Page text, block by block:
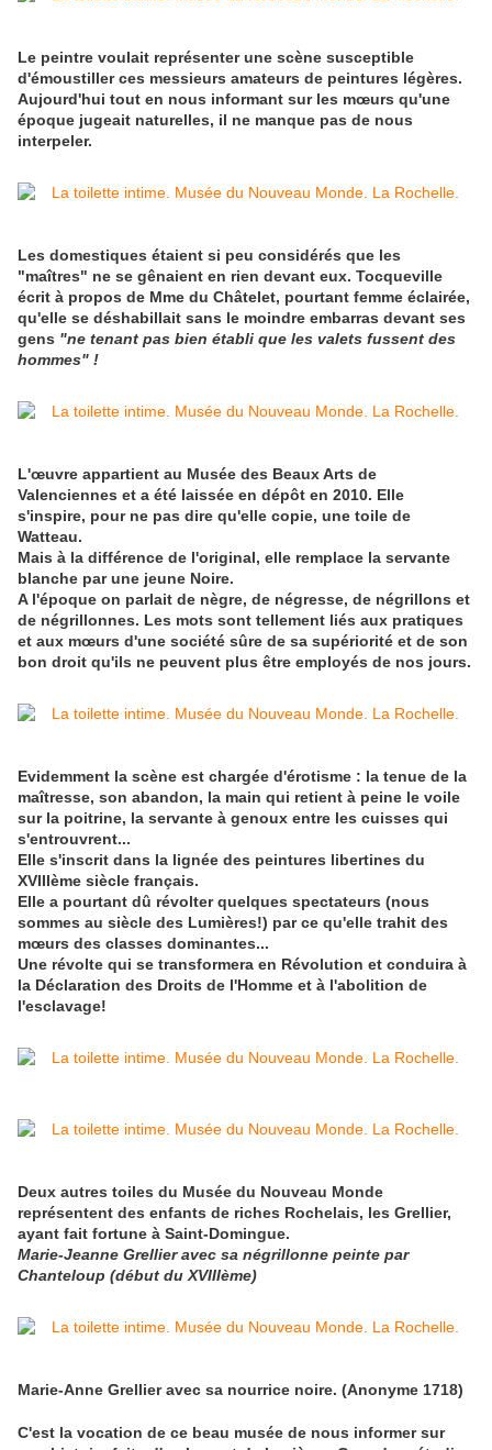
Le peintre voulait représenter une scène susceptible
d'émoustiller ces messieurs amateurs de peintures légères.
Aujourd'hui tout en nous informant sur les mœurs qu'une
époque jugeait naturelles, il ne manque pas de nous
interpeler.
Les domestiques étaient si peu considérés que les
"maîtres" ne se gênaient en rien devant eux. Tocqueville
écrit à propos de Mme du Châtelet, pourtant femme éclairée,
qu'elle se déshabillait sans le moindre embarras devant ses
gens "ne tenant pas bien établi que les valets fussent des
hommes" !
L'œuvre appartient au Musée des Beaux Arts de
Valenciennes et a été laissée en dépôt en 2010. Elle
s'inspire, pour ne pas dire qu'elle copie, une toile de
Watteau.
Mais à la différence de l'original, elle remplace la servante
blanche par une jeune Noire.
A l'époque on parlait de nègre, de négresse, de négrillons et
de négrillonnes. Les mots sont tellement liés aux pratiques
et aux mœurs d'une société sûre de sa supériorité et de son
bon droit qu'ils ne peuvent plus être employés de nos jours.
Evidemment la scène est chargée d'érotisme : la tenue de la
maîtresse, son abandon, la main qui retient à peine le voile
sur la poitrine, la servante à genoux entre les cuisses qui
s'entrouvrent...
Elle s'inscrit dans la lignée des peintures libertines du
XVIIIème siècle français.
Elle a pourtant dû révolter quelques spectateurs (nous
sommes au siècle des Lumières!) par ce qu'elle trahit des
mœurs des classes dominantes...
Une révolte qui se transformera en Révolution et conduira à
la Déclaration des Droits de l'Homme et à l'abolition de
l'esclavage!
Deux autres toiles du Musée du Nouveau Monde
représentent des enfants de riches Rochelais, les Grellier,
ayant fait fortune à Saint-Domingue.
Marie-Jeanne Grellier avec sa négrillonne peinte par
Chanteloup (début du XVIIIème)
Marie-Anne Grellier avec sa nourrice noire. (Anonyme 1718)
C'est la vocation de ce beau musée de nous informer sur